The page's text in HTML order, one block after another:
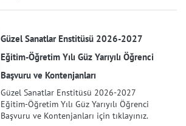
Güzel Sanatlar Enstitüsü 2026-2027
Eğitim-Öğretim Yılı Güz Yarıyılı Öğrenci
Başvuru ve Kontenjanları
Güzel Sanatlar Enstitüsü 2026-2027
Eğitim-Öğretim Yılı Güz Yarıyılı Öğrenci
Başvuru ve Kontenjanları için tıklayınız.